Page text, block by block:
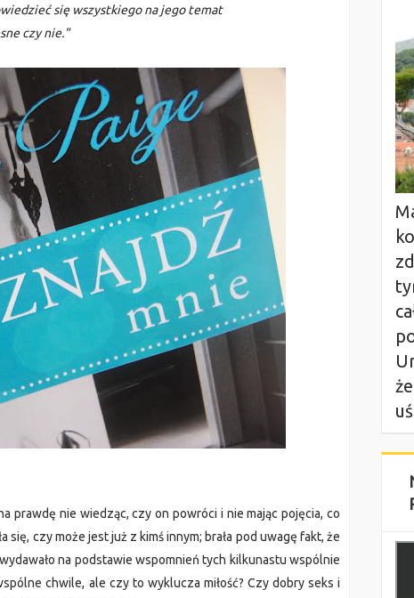
się wszystkiego na jego temat
czy nie."
prawdę nie wiedząc, czy on powróci i nie mając pojęcia, co
się, czy może jest już z kimś innym; brała pod uwagę fakt, że
na podstawie wspomnień tych kilkunastu wspólnie
chwile, ale czy to wyklucza miłość? Czy dobry seks i